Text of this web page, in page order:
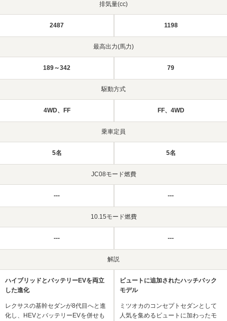
排気量(cc)
2487 1198
最高出力(馬力)
189～342 79
駆動方式
4WD、FF FF、4WD
乗車定員
5名 5名
JC08モード燃費
--- ---
10.15モード燃費
--- ---
解説
ハイブリッドとバッテリーEVを両立
した進化
レクサスの基幹セダンが8代目へと進
化し、HEVとバッテリーEVを併せも
ビュートに追加されたハッチバック
モデル
ミツオカのコンセプトセダンとして
人気を集めるビュートに加わったモ